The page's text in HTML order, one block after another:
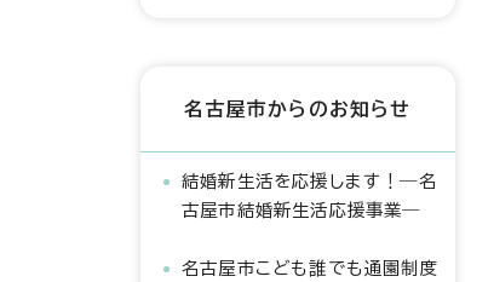
名古屋市からのお知らせ
結婚新生活を応援します！―名
古屋市結婚新生活応援事業―
名古屋市こども誰でも通園制度